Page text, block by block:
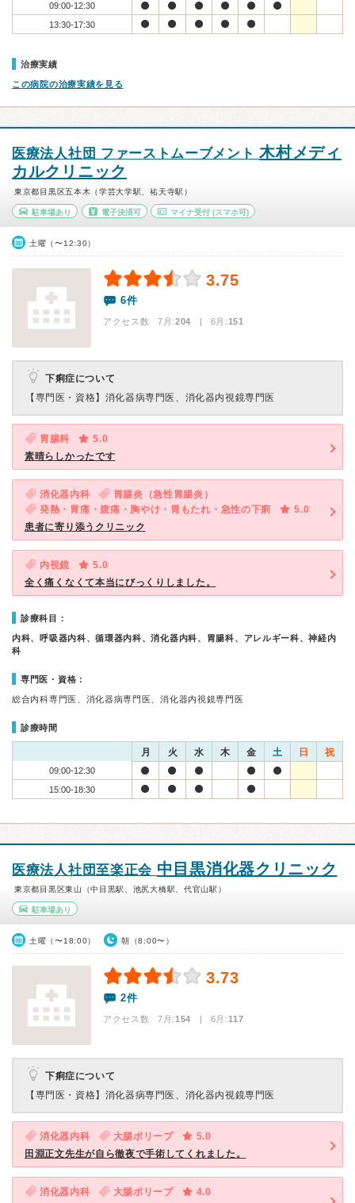
09:00-12:30
13:30-17:30
治療実績
この病院の治療実績を見る
医療法人社団 ファーストムーブメント木村メディ
カルクリニック
東京都目黒区五本木（学芸大学駅、祐天寺駅）
駐車場あり 電子決済可 マイナ受付 (スマホ可)
土曜（〜12:30）
3.75
6件
アクセス数 7月:204 | 6月:151
下痢症について
【専門医・資格】 消化器病専門医、消化器内視鏡専門医
胃腸科
5.0
素晴らしかったです
消化器内科
胃腸炎（急性胃腸炎）
発熱・胃痛・腹痛・胸やけ・胃もたれ・急性の下痢
5.0
患者に寄り添うクリニック
内視鏡
5.0
全く痛くなくて本当にびっくりしました。
診療科目：
内科、呼吸器内科、循環器内科、消化器内科、胃腸科、アレルギー科、神経内
科
専門医・資格：
総合内科専門医、消化器病専門医、消化器内視鏡専門医
診療時間
月 火 水 木 金 土 日 祝
09:00-12:30
15:00-18:30
医療法人社団至楽正会 中目黒消化器クリニック
東京都目黒区東山（中目黒駅、池尻大橋駅、代官山駅）
駐車場あり
土曜（〜18:00） 朝（8:00〜）
3.73
2件
アクセス数 7月:154 | 6月:117
下痢症について
【専門医・資格】 消化器病専門医、消化器内視鏡専門医
消化器内科 大腸ポリープ
5.0
田淵正文先生が自ら徹夜で手術してくれました。
消化器内科 大腸ポリープ 4.0